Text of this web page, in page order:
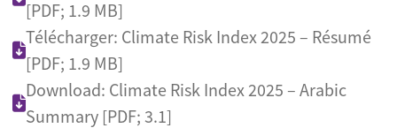
[PDF; 1.9 MB]
Télécharger: Climate Risk Index 2025 – Résumé
[PDF; 1.9 MB]
Download: Climate Risk Index 2025 – Arabic
Summary [PDF; 3.1]